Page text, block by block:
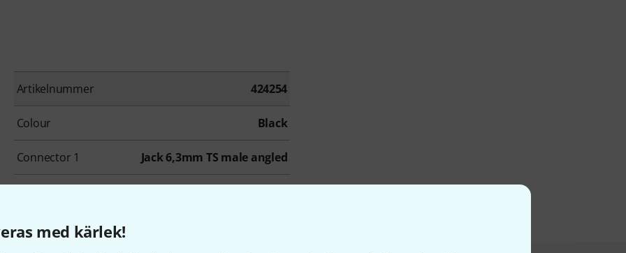
med kärlek!
Artikelnummer 424254
Colour Black
Connector 1 Jack 6,3mm TS male angled